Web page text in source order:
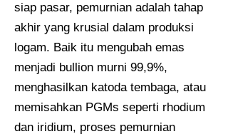
siap pasar, pemurnian adalah tahap
akhir yang krusial dalam produksi
logam. Baik itu mengubah emas
menjadi bullion murni 99,9%,
menghasilkan katoda tembaga, atau
memisahkan PGMs seperti rhodium
dan iridium, proses pemurnian